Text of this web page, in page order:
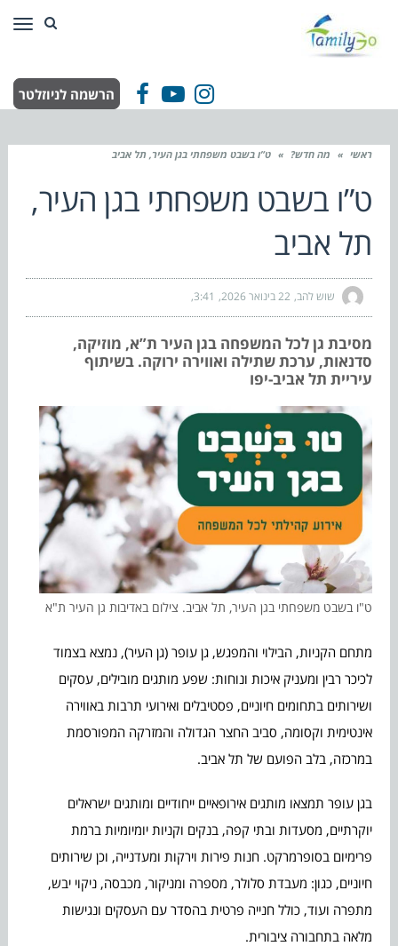
Facebook
YouTube
Instagram הרשמה לניוזלטר
ראשי » מה חדש? » ט”ו בשבט משפחתי בגן העיר, תל אביב
ט”ו בשבט משפחתי בגן העיר,
תל אביב
שוש להב 22 בינואר 2026 3:41
מסיבת גן לכל המשפחה בגן העיר ת”א, מוזיקה,
סדנאות, ערכת שתילה ואווירה ירוקה. בשיתוף
עיריית תל אביב-יפו
ט"ו בשבט משפחתי בגן העיר, תל אביב. צילום באדיבות גן העיר ת"א
מתחם הקניות, הבילוי והמפגש, גן עופר (גן העיר), נמצא בצמוד
לכיכר רבין ומעניק איכות ונוחות: שפע מותגים מובילים, עסקים
ושירותים בתחומים חיוניים, פסטיבלים ואירועי תרבות באווירה
אינטימית וקסומה, סביב החצר הגדולה והמזרקה המפורסמת
במרכזה, בלב הפועם של תל אביב.
בגן עופר תמצאו מותגים אירופאיים ייחודיים ומותגים ישראלים
יוקרתיים, מסעדות ובתי קפה, בנקים וקניות יומיומיות ברמת
פרימיום בסופרמרקט. חנות פירות וירקות ומעדנייה, וכן שירותים
חיוניים, כגון: מעבדת סלולר, מספרה ומניקור, מכבסה, ניקוי יבש,
מתפרה ועוד, כולל חנייה פרטית בהסדר עם העסקים ונגישות
מלאה בתחבורה ציבורית.